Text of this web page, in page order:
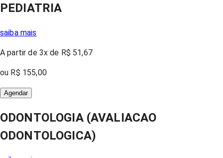
PEDIATRIA
saiba mais
A partir de 3x de R$ 51,67
ou R$ 155,00
Agendar
ODONTOLOGIA (AVALIACAO
ODONTOLOGICA)